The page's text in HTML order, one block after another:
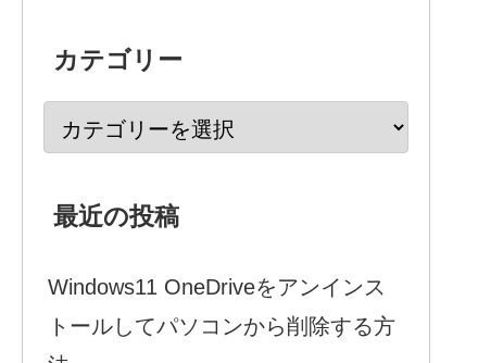
カテゴリー
最近の投稿
Windows11 OneDriveをアンインス
トールしてパソコンから削除する方